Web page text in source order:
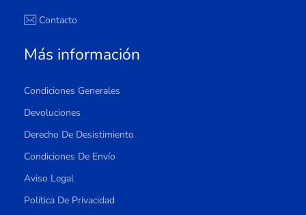
Contacto
Más información
Condiciones Generales
Devoluciones
Derecho De Desistimiento
Condiciones De Envío
Aviso Legal
Política De Privacidad